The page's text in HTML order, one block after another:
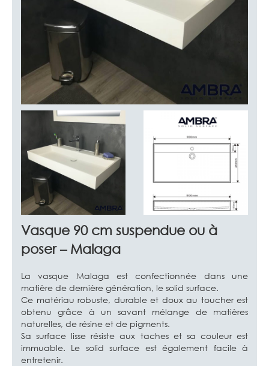
Vasque 90 cm suspendue ou à
poser – Malaga
La vasque Malaga est confectionnée dans une
matière de dernière génération, le solid surface.
Ce matériau robuste, durable et doux au toucher est
obtenu grâce à un savant mélange de matières
naturelles, de résine et de pigments.
Sa surface lisse résiste aux taches et sa couleur est
immuable. Le solid surface est également facile à
entretenir.